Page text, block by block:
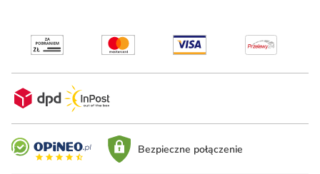
Bezpieczne połączenie